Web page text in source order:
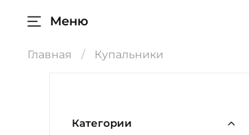
Меню
Главная Купальники
Категории